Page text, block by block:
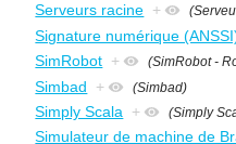
Serveurs racine +
Signature numérique
SimRobot + (SimRobot -
Simbad + (Simbad)
Simply Scala + (Simply
Simulateur de machine de